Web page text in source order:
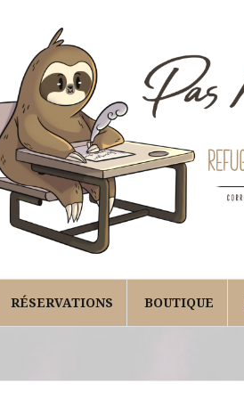
RÉSERVATIONS BOUTIQUE